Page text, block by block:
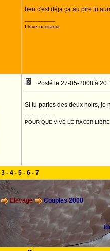
ben c'est déja ça au pire tu
--------------------
I love occitania
Posté le 27-05-2008 à
Si tu parles des deux noirs, je
--------------------
POUR QUE VIVE LE RACER
3- 4- 5- 6- 7
Elevage Couples 2008